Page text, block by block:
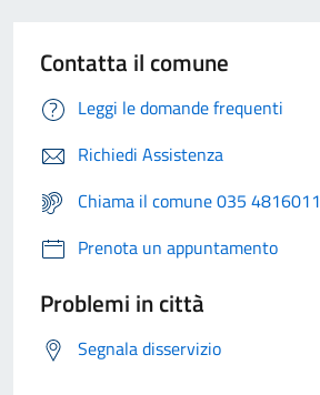
Contatta il comune
Leggi le domande frequenti
Richiedi Assistenza
Chiama il comune 035 4816011
Prenota un appuntamento
Problemi in città
Segnala disservizio